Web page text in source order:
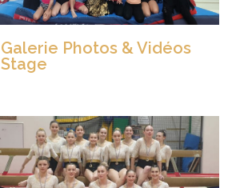
Galerie Photos & Vidéos
Stage